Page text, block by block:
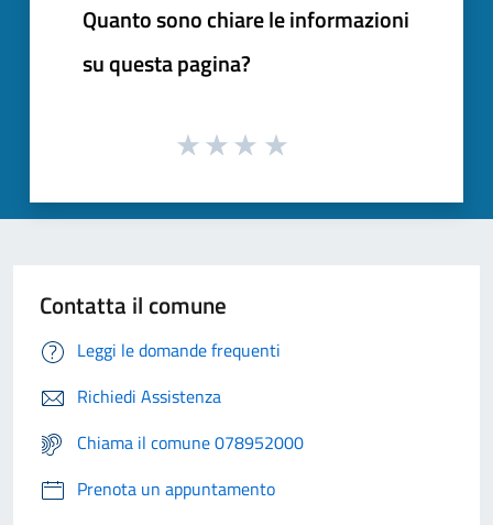
Quanto sono chiare le informazioni
su questa pagina?
Contatta il comune
Leggi le domande frequenti
Richiedi Assistenza
Chiama il comune 078952000
Prenota un appuntamento